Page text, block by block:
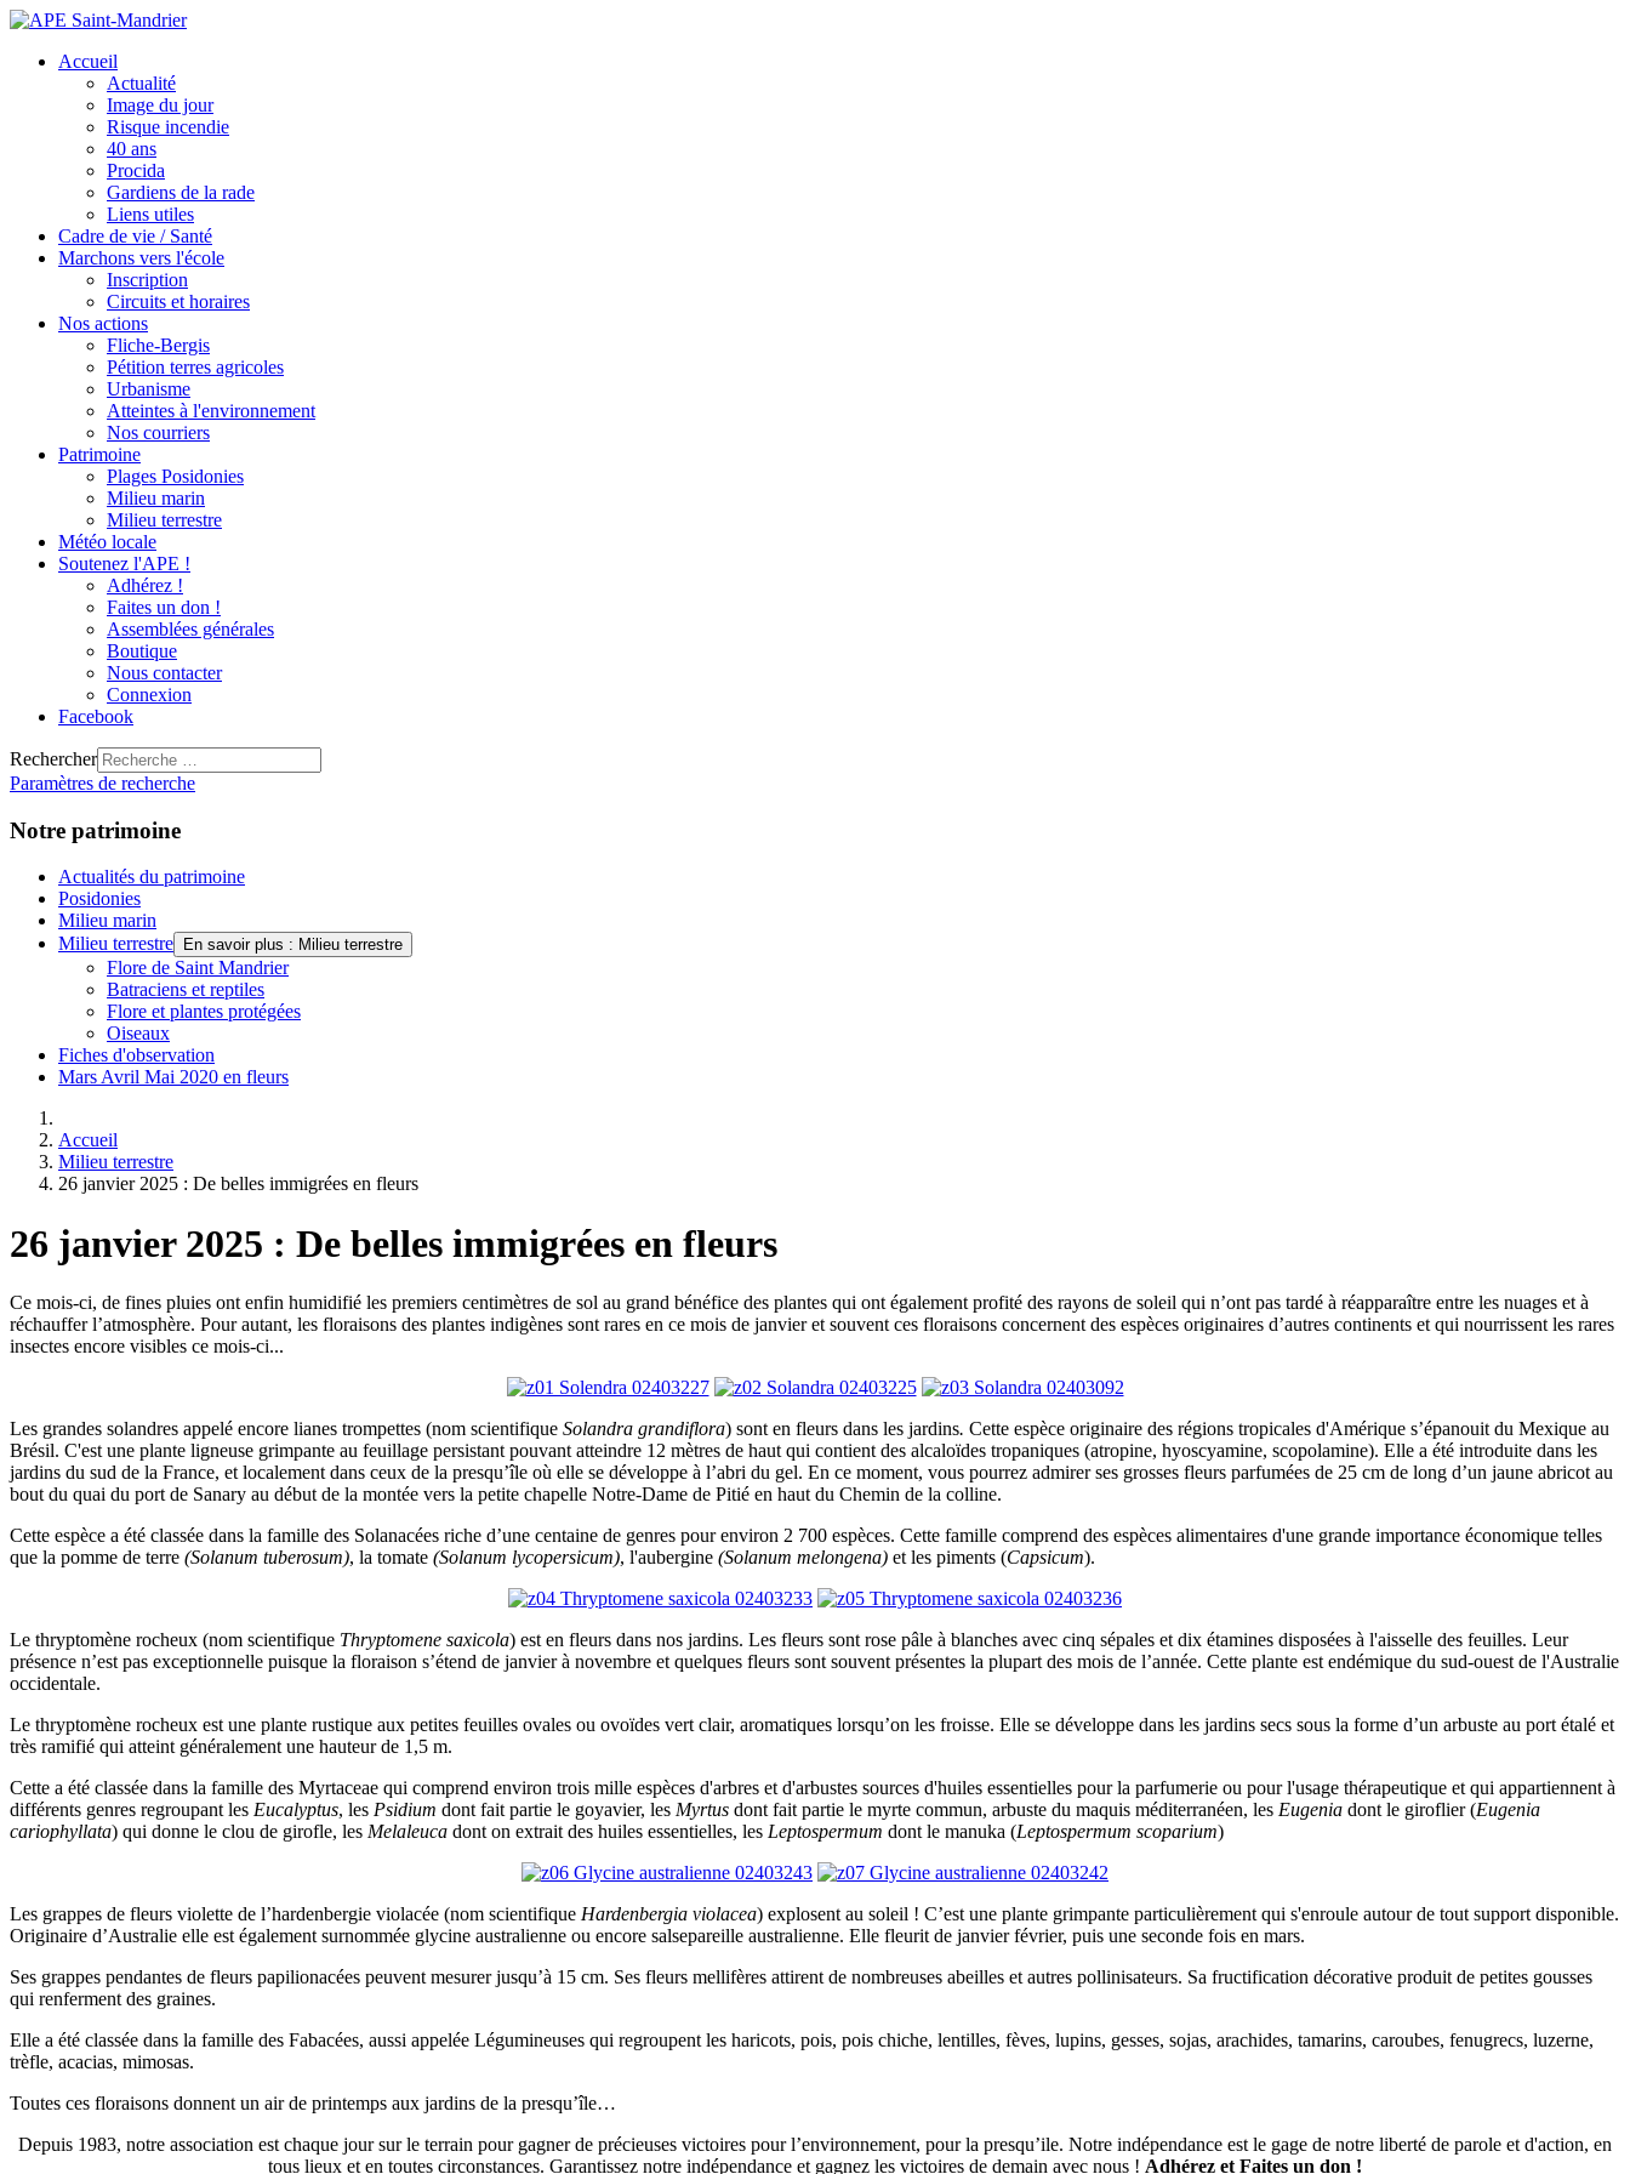
Accueil
Actualité
Image du jour
Risque incendie
40 ans
Procida
Gardiens de la rade
Liens utiles
Cadre de vie / Santé
Marchons vers l'école
Inscription
Circuits et horaires
Nos actions
Fliche-Bergis
Pétition terres agricoles
Urbanisme
Atteintes à l'environnement
Nos courriers
Patrimoine
Plages Posidonies
Milieu marin
Milieu terrestre
Météo locale
Soutenez l'APE !
Adhérez !
Faites un don !
Assemblées générales
Boutique
Nous contacter
Connexion
Facebook
Rechercher
Paramètres de recherche
Notre patrimoine
Actualités du patrimoine
Posidonies
Milieu marin
Milieu terrestre
En savoir plus : Milieu terrestre
Flore de Saint Mandrier
Batraciens et reptiles
Flore et plantes protégées
Oiseaux
Fiches d'observation
Mars Avril Mai 2020 en fleurs
Accueil
Milieu terrestre
26 janvier 2025 : De belles immigrées en fleurs
26 janvier 2025 : De belles immigrées en fleurs
Ce mois-ci, de fines pluies ont enfin humidifié les premiers centimètres de sol au grand bénéfice des plantes qui ont également profité des rayons de soleil qui n’ont pas tardé à réapparaître entre les nuages et à
réchauffer l’atmosphère. Pour autant, les floraisons des plantes indigènes sont rares en ce mois de janvier et souvent ces floraisons concernent des espèces originaires d’autres continents et qui nourrissent les rares
insectes encore visibles ce mois-ci...
Les grandes solandres appelé encore lianes trompettes (nom scientifique Solandra grandiflora) sont en fleurs dans les jardins. Cette espèce originaire des régions tropicales d'Amérique s’épanouit du Mexique au
Brésil. C'est une plante ligneuse grimpante au feuillage persistant pouvant atteindre 12 mètres de haut qui contient des alcaloïdes tropaniques (atropine, hyoscyamine, scopolamine). Elle a été introduite dans les
jardins du sud de la France, et localement dans ceux de la presqu’île où elle se développe à l’abri du gel. En ce moment, vous pourrez admirer ses grosses fleurs parfumées de 25 cm de long d’un jaune abricot au
bout du quai du port de Sanary au début de la montée vers la petite chapelle Notre-Dame de Pitié en haut du Chemin de la colline.
Cette espèce a été classée dans la famille des Solanacées riche d’une centaine de genres pour environ 2 700 espèces. Cette famille comprend des espèces alimentaires d'une grande importance économique telles
que la pomme de terre (Solanum tuberosum), la tomate (Solanum lycopersicum), l'aubergine (Solanum melongena) et les piments (Capsicum).
Le thryptomène rocheux (nom scientifique Thryptomene saxicola) est en fleurs dans nos jardins. Les fleurs sont rose pâle à blanches avec cinq sépales et dix étamines disposées à l'aisselle des feuilles. Leur
présence n’est pas exceptionnelle puisque la floraison s’étend de janvier à novembre et quelques fleurs sont souvent présentes la plupart des mois de l’année. Cette plante est endémique du sud-ouest de l'Australie
occidentale.
Le thryptomène rocheux est une plante rustique aux petites feuilles ovales ou ovoïdes vert clair, aromatiques lorsqu’on les froisse. Elle se développe dans les jardins secs sous la forme d’un arbuste au port étalé et
très ramifié qui atteint généralement une hauteur de 1,5 m.
Cette a été classée dans la famille des Myrtaceae qui comprend environ trois mille espèces d'arbres et d'arbustes sources d'huiles essentielles pour la parfumerie ou pour l'usage thérapeutique et qui appartiennent à
différents genres regroupant les Eucalyptus, les Psidium dont fait partie le goyavier, les Myrtus dont fait partie le myrte commun, arbuste du maquis méditerranéen, les Eugenia dont le giroflier (Eugenia
cariophyllata) qui donne le clou de girofle, les Melaleuca dont on extrait des huiles essentielles, les Leptospermum dont le manuka (Leptospermum scoparium)
Les grappes de fleurs violette de l’hardenbergie violacée (nom scientifique Hardenbergia violacea) explosent au soleil ! C’est une plante grimpante particulièrement qui s'enroule autour de tout support disponible.
Originaire d’Australie elle est également surnommée glycine australienne ou encore salsepareille australienne. Elle fleurit de janvier février, puis une seconde fois en mars.
Ses grappes pendantes de fleurs papilionacées peuvent mesurer jusqu’à 15 cm. Ses fleurs mellifères attirent de nombreuses abeilles et autres pollinisateurs. Sa fructification décorative produit de petites gousses
qui renferment des graines.
Elle a été classée dans la famille des Fabacées, aussi appelée Légumineuses qui regroupent les haricots, pois, pois chiche, lentilles, fèves, lupins, gesses, sojas, arachides, tamarins, caroubes, fenugrecs, luzerne,
trèfle, acacias, mimosas.
Toutes ces floraisons donnent un air de printemps aux jardins de la presqu’île…
Depuis 1983, notre association est chaque jour sur le terrain pour gagner de précieuses victoires pour l’environnement, pour la presqu’ile. Notre indépendance est le gage de notre liberté de parole et d'action, en
tous lieux et en toutes circonstances. Garantissez notre indépendance et gagnez les victoires de demain avec nous ! Adhérez et Faites un don !